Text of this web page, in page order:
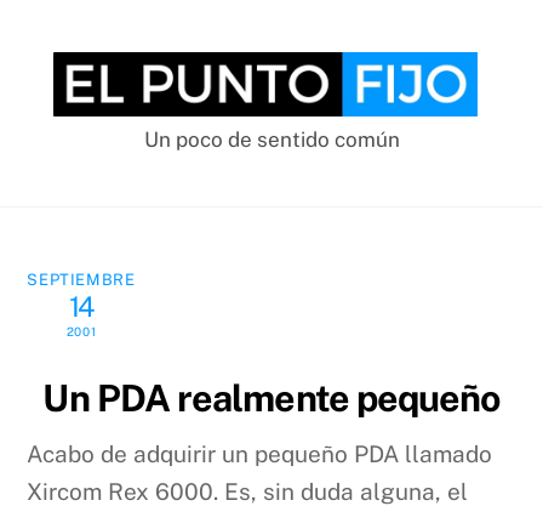
content
Un poco de sentido común
SEPTIEMBRE
14
2001
Un PDA realmente pequeño
Acabo de adquirir un pequeño PDA llamado
Xircom Rex 6000. Es, sin duda alguna, el